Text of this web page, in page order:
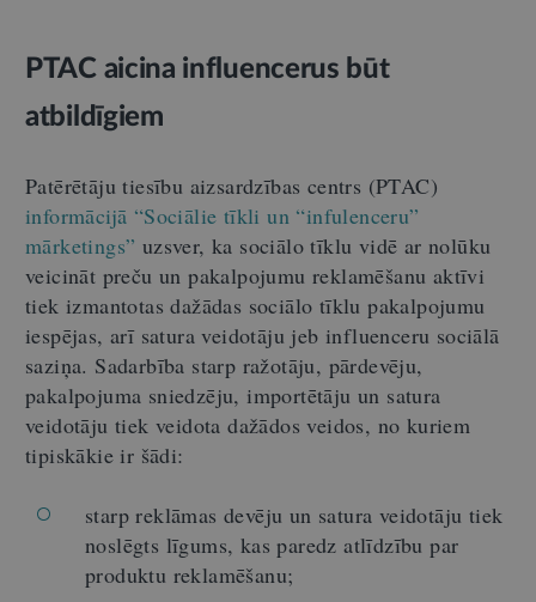
PTAC aicina influencerus būt
atbildīgiem
Patērētāju tiesību aizsardzības centrs (PTAC)
informācijā “Sociālie tīkli un “infulenceru”
mārketings” uzsver, ka sociālo tīklu vidē ar nolūku
veicināt preču un pakalpojumu reklamēšanu aktīvi
tiek izmantotas dažādas sociālo tīklu pakalpojumu
iespējas, arī satura veidotāju jeb influenceru sociālā
saziņa. Sadarbība starp ražotāju, pārdevēju,
pakalpojuma sniedzēju, importētāju un satura
veidotāju tiek veidota dažādos veidos, no kuriem
tipiskākie ir šādi:
starp reklāmas devēju un satura veidotāju tiek
noslēgts līgums, kas paredz atlīdzību par
produktu reklamēšanu;